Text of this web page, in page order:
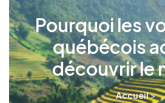
Pourquoi les
québécois
découvrir le
Accueil>